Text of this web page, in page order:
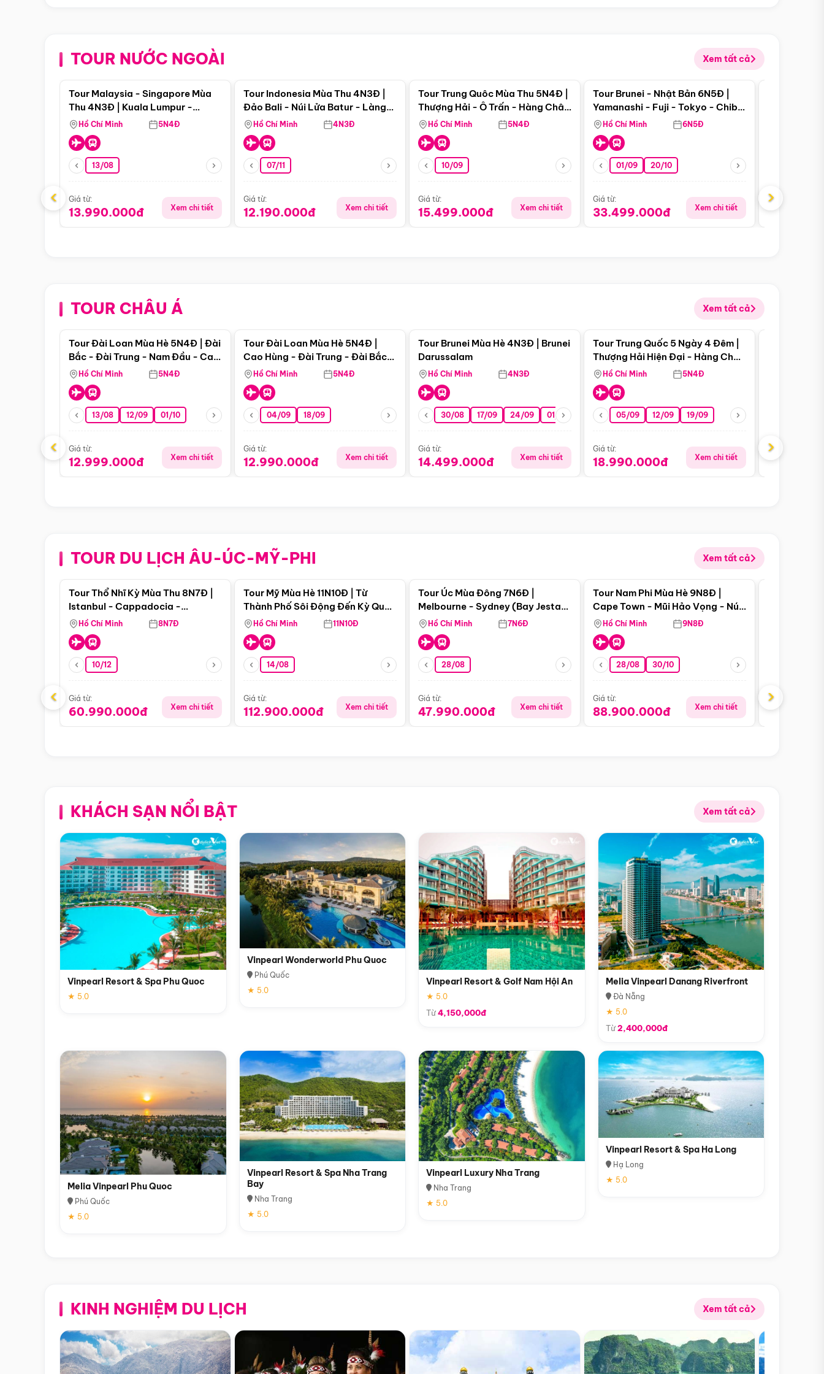
TOUR NƯỚC NGOÀI Xem tất cả
Điểm nổi bật
Tour Malaysia - Singapore Mùa
Thu 4N3Đ | Kuala Lumpur -
Malacca - Johor Baru -
Singapore
Hồ Chí Minh 5N4Đ
13/08
Giá từ:
13.990.000đ Xem chi tiết
Tour Indonesia Mùa Thu 4N3Đ |
Đảo Bali - Núi Lửa Batur - Làng
Penglipuran
Hồ Chí Minh 4N3Đ
07/11
Giá từ:
12.190.000đ Xem chi tiết
Tour Trung Quôc Mùa Thu 5N4Đ |
Thượng Hải - Ô Trấn - Hàng Châu
(Tour Không Shopping)
Hồ Chí Minh 5N4Đ
10/09
Giá từ:
15.499.000đ Xem chi tiết
Điểm nổi bật
Tour Brunei - Nhật Bản 6N5Đ |
Yamanashi - Fuji - Tokyo - Chiba
- Freeday
Hồ Chí Minh 6N5Đ
01/09 20/10
Giá từ:
33.499.000đ Xem chi tiết
Giá từ:
‹ ›
TOUR CHÂU Á Xem tất cả
Điểm nổi bật
Tour Đài Loan Mùa Hè 5N4Đ | Đài
Bắc - Đài Trung - Nam Đầu - Cao
Hùng ( Bay Vn)
Hồ Chí Minh 5N4Đ
13/08 12/09 01/10
Giá từ:
12.999.000đ Xem chi tiết
Tour Đài Loan Mùa Hè 5N4Đ |
Cao Hùng - Đài Trung - Đài Bắc
(Bay Vj)
Hồ Chí Minh 5N4Đ
04/09 18/09
Giá từ:
12.990.000đ Xem chi tiết
Tour Brunei Mùa Hè 4N3Đ | Brunei
Darussalam
Hồ Chí Minh 4N3Đ
30/08 17/09 24/09 01/10 15/10 29/10
Giá từ:
14.499.000đ Xem chi tiết
Điểm nổi bật
Tour Trung Quốc 5 Ngày 4 Đêm |
Thượng Hải Hiện Đại - Hàng Châu
Nên Thơ - Ô Trấn Cổ Kính
Hồ Chí Minh 5N4Đ
05/09 12/09 19/09
Giá từ:
18.990.000đ Xem chi tiết
Giá từ:
‹ ›
TOUR DU LỊCH ÂU-ÚC-MỸ-PHI Xem tất cả
Điểm nổi bật
Tour Thổ Nhĩ Kỳ Mùa Thu 8N7Đ |
Istanbul - Cappadocia -
Pamukkale
Hồ Chí Minh 8N7Đ
10/12
Giá từ:
60.990.000đ Xem chi tiết
Tour Mỹ Mùa Hè 11N10Đ | Từ
Thành Phố Sôi Động Đến Kỳ Quan
Thiên Nhiên Mỹ
Hồ Chí Minh 11N10Đ
14/08
Giá từ:
112.900.000đ Xem chi tiết
Tour Úc Mùa Đông 7N6Đ |
Melbourne - Sydney (Bay Jestar
Airways)
Hồ Chí Minh 7N6Đ
28/08
Giá từ:
47.990.000đ Xem chi tiết
Điểm nổi bật
Tour Nam Phi Mùa Hè 9N8Đ |
Cape Town - Mũi Hảo Vọng - Núi
Bàn - Johannesburg - Pretoria -
Safari - Lodge
Hồ Chí Minh 9N8Đ
28/08 30/10
Giá từ:
88.900.000đ Xem chi tiết
Giá từ:
‹ ›
KHÁCH SẠN NỔI BẬT Xem tất cả
Vinpearl Resort & Spa Phu Quoc
★ 5.0
Vinpearl Wonderworld Phu Quoc
Phú Quốc
★ 5.0
Vinpearl Resort & Golf Nam Hội An
★ 5.0
Từ4,150,000đ
Melia Vinpearl Danang Riverfront
Đà Nẵng
★ 5.0
Từ2,400,000đ
Melia Vinpearl Phu Quoc
Phú Quốc
★ 5.0
Vinpearl Resort & Spa Nha Trang
Bay
Nha Trang
★ 5.0
Vinpearl Luxury Nha Trang
Nha Trang
★ 5.0
Vinpearl Resort & Spa Ha Long
Hạ Long
★ 5.0
KINH NGHIỆM DU LỊCH Xem tất cả